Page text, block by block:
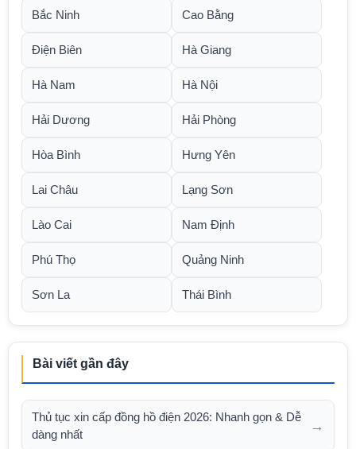
Bắc Ninh Cao Bằng
Điện Biên Hà Giang
Hà Nam Hà Nội
Hải Dương Hải Phòng
Hòa Bình Hưng Yên
Lai Châu Lạng Sơn
Lào Cai Nam Định
Phú Thọ Quảng Ninh
Sơn La Thái Bình
Bài viết gần đây
Thủ tục xin cấp đồng hồ điện 2026: Nhanh gọn & Dễ
dàng nhất
→